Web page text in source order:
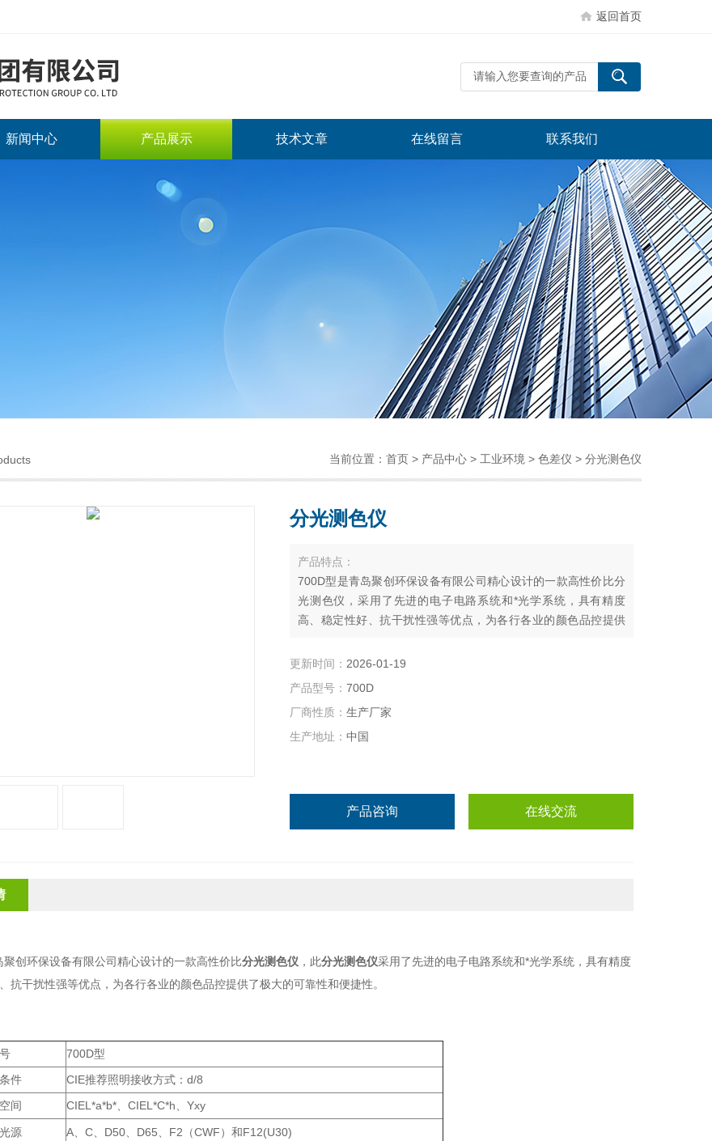
返回首页
新闻中心 产品展示 技术文章 在线留言 联系我们
当前位置： 首页 > 产品中心 > 工业环境 > 色差仪 > 分光测色仪
分光测色仪
产品特点：
700D型是青岛聚创环保设备有限公司精心设计的一款高性价比分
光测色仪，采用了先进的电子电路系统和*光学系统，具有精度
高、稳定性好、抗干扰性强等优点，为各行各业的颜色品控提供
更新时间： 2026-01-19
产品型号： 700D
厂商性质： 生产厂家
生产地址： 中国
产品咨询 在线交流
创环保设备有限公司精心设计的一款高性价比分光测色仪 ，此分光测色仪采用了先进的电子电路系统和*光学系统，具有精度
抗干扰性强等优点，为各行各业的颜色品控提供了极大的可靠性和便捷性。
700D型
件
CIE推荐照明接收方式：d/8
间
CIEL*a*b*、CIEL*C*h、Yxy
源 A、C、D50、D65、F2（CWF）和F12(U30)